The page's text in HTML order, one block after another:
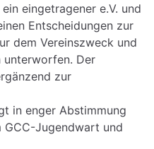
eingetragener e.V. und
Entscheidungen zur
dem Vereinszweck und
unterworfen. Der
zur
in enger Abstimmung
GCC-Jugendwart und